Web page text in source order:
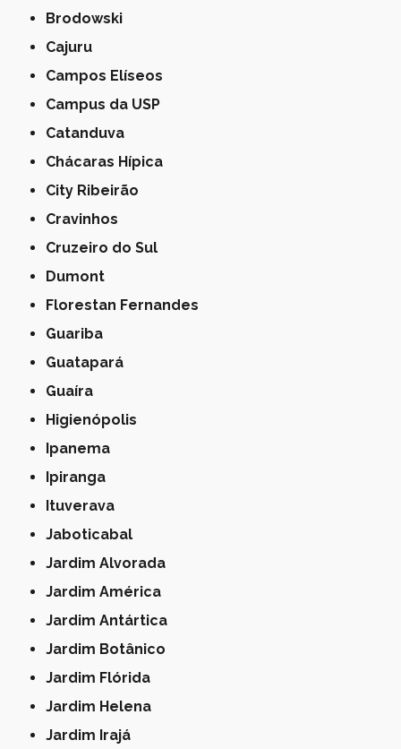
Brodowski
Cajuru
Campos Elíseos
Campus da USP
Catanduva
Chácaras Hípica
City Ribeirão
Cravinhos
Cruzeiro do Sul
Dumont
Florestan Fernandes
Guariba
Guatapará
Guaíra
Higienópolis
Ipanema
Ipiranga
Ituverava
Jaboticabal
Jardim Alvorada
Jardim América
Jardim Antártica
Jardim Botânico
Jardim Flórida
Jardim Helena
Jardim Irajá